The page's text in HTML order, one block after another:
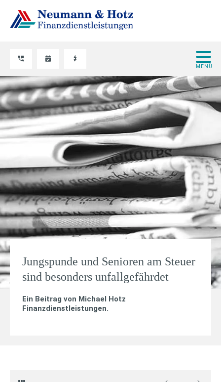
Jungspunde und Senioren am Steuer
sind besonders unfallgefährdet
Ein Beitrag von Michael Hotz
Finanzdienstleistungen.